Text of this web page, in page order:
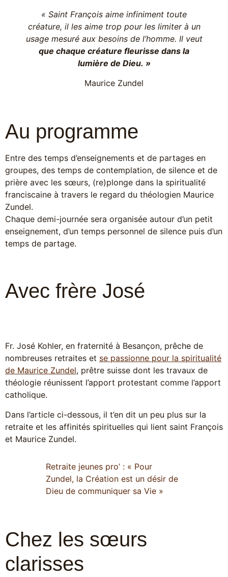
« Saint François aime infiniment toute
créature, il les aime trop pour les limiter à un
usage mesuré aux besoins de l’homme. Il veut
que chaque créature fleurisse dans la
lumière de Dieu. »
Maurice Zundel
Au programme
Entre des temps d’enseignements et de partages en
groupes, des temps de contemplation, de silence et de
prière avec les sœurs, (re)plonge dans la spiritualité
franciscaine à travers le regard du théologien Maurice
Zundel.
Chaque demi-journée sera organisée autour d’un petit
enseignement, d’un temps personnel de silence puis d’un
temps de partage.
Avec frère José
Fr. José Kohler, en fraternité à Besançon, prêche de
nombreuses retraites et se passionne pour la spiritualité
de Maurice Zundel, prêtre suisse dont les travaux de
théologie réunissent l’apport protestant comme l’apport
catholique.
Dans l’article ci-dessous, il t’en dit un peu plus sur la
retraite et les affinités spirituelles qui lient saint François
et Maurice Zundel.
Retraite jeunes pro’ : « Pour
Zundel, la Création est un désir de
Dieu de communiquer sa Vie »
Chez les sœurs
clarisses